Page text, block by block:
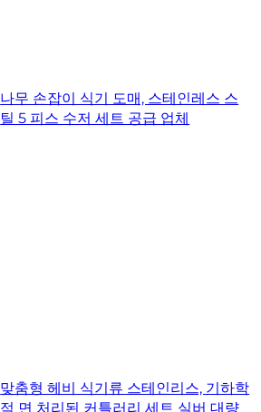
나무 손잡이 식기 도매, 스테인레스 스
틸 5 피스 수저 세트 공급 업체
맞춤형 헤비 식기류 스테인리스, 기하학
적 면 처리된 커틀러리 세트 실버 대량